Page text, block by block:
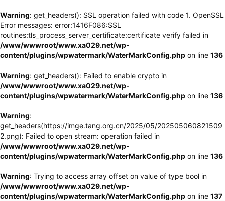
Warning: get_headers(): SSL operation failed with code 1. OpenSSL
Error messages: error:1416F086:SSL
routines:tls_process_server_certificate:certificate verify failed in
/www/wwwroot/www.xa029.net/wp-
content/plugins/wpwatermark/WaterMarkConfig.php on line 136
Warning: get_headers(): Failed to enable crypto in
/www/wwwroot/www.xa029.net/wp-
content/plugins/wpwatermark/WaterMarkConfig.php on line 136
Warning:
get_headers(https://imge.tang.org.cn/2025/05/202505060821509
2.png): Failed to open stream: operation failed in
/www/wwwroot/www.xa029.net/wp-
content/plugins/wpwatermark/WaterMarkConfig.php on line 136
Warning: Trying to access array offset on value of type bool in
/www/wwwroot/www.xa029.net/wp-
content/plugins/wpwatermark/WaterMarkConfig.php on line 137